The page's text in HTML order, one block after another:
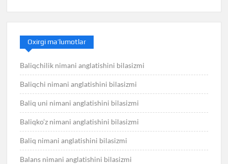
Oxirgi ma’lumotlar
Baliqchilik nimani anglatishini bilasizmi
Baliqchi nimani anglatishini bilasizmi
Baliq uni nimani anglatishini bilasizmi
Baliqko’z nimani anglatishini bilasizmi
Baliq nimani anglatishini bilasizmi
Balans nimani anglatishini bilasizmi